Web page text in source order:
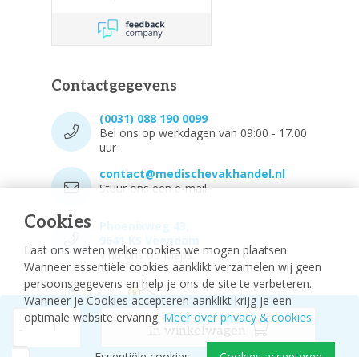
Cookies
Laat ons weten welke cookies we mogen plaatsen.
Wanneer essentiële cookies aanklikt verzamelen wij geen
persoonsgegevens en help je ons de site te verbeteren.
Wanneer je Cookies accepteren aanklikt krijg je een
optimale website ervaring. Meer over privacy & cookies.
Contactgegevens
(0031) 088 190 0099
Bel ons op werkdagen van 09:00 - 17.00
uur
contact@medischevakhandel.nl
Stuur ons een e-mail.
Vind ons op Maps.